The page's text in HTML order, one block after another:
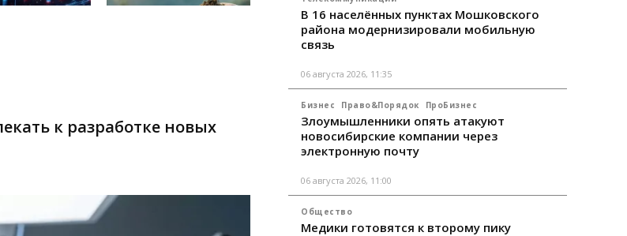
к разработке новых
В 16 населённых пунктах Мошковского
района модернизировали мобильную
связь
06 августа 2026, 11:35
Бизнес Право&Порядок ПроБизнес
Злоумышленники опять атакуют
новосибирские компании через
электронную почту
06 августа 2026, 11:00
Общество
Медики готовятся к второму пику